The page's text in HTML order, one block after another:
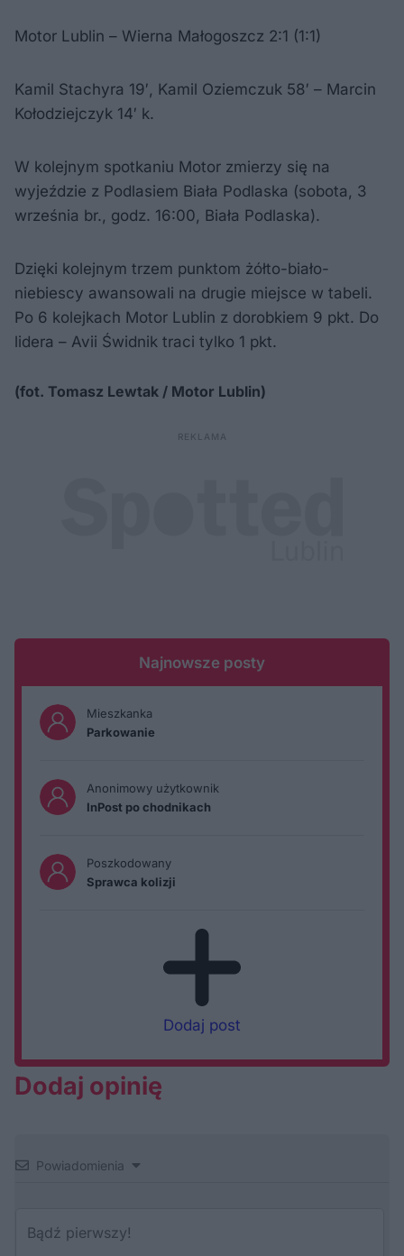
Motor Lublin – Wierna Małogoszcz 2:1 (1:1)
Kamil Stachyra 19′, Kamil Oziemczuk 58′ – Marcin
Kołodziejczyk 14′ k.
W kolejnym spotkaniu Motor zmierzy się na
wyjeździe z Podlasiem Biała Podlaska (sobota, 3
września br., godz. 16:00, Biała Podlaska).
Dzięki kolejnym trzem punktom żółto-biało-
niebiescy awansowali na drugie miejsce w tabeli.
Po 6 kolejkach Motor Lublin z dorobkiem 9 pkt. Do
lidera – Avii Świdnik traci tylko 1 pkt.
(fot. Tomasz Lewtak / Motor Lublin)
Najnowsze posty
Mieszkanka
Parkowanie
Anonimowy użytkownik
InPost po chodnikach
Poszkodowany
Sprawca kolizji
Dodaj post
Dodaj opinię
Powiadomienia